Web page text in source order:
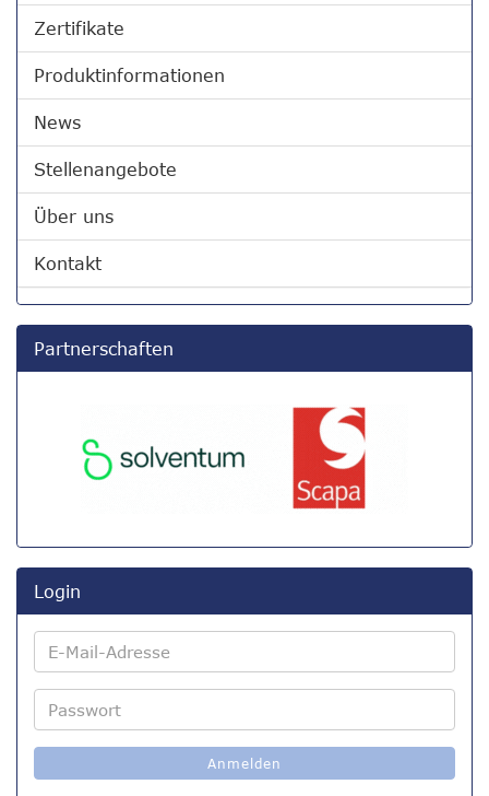
Zertifikate
Produktinformationen
News
Stellenangebote
Über uns
Kontakt
Partnerschaften
Login
E-
Mail-
Passwort
Anmelden